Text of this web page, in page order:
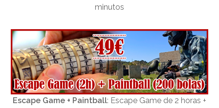
minutos
Escape Game + Paintball: Escape Game de 2 horas +